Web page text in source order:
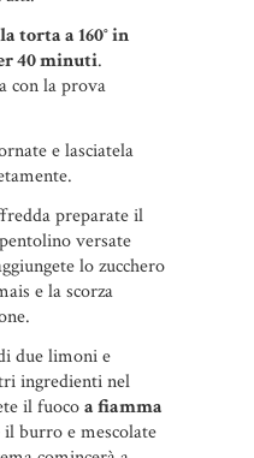
torta a 160° in
40 minuti.
con la prova
e lasciatela
preparate il
versate
lo zucchero
e la scorza
due limoni e
ingredienti nel
il fuocoa fiamma
burro e mescolate